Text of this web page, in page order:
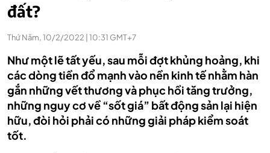
đất?
Thứ Năm, 10/2/2022 | 10:31 GMT+7
Như một lẽ tất yếu, sau mỗi đợt khủng hoảng, khi
các dòng tiền đổ mạnh vào nền kinh tế nhằm hàn
gắn những vết thương và phục hồi tăng trưởng,
những nguy cơ về “sốt giá” bất động sản lại hiện
hữu, đòi hỏi phải có những giải pháp kiểm soát
tốt.